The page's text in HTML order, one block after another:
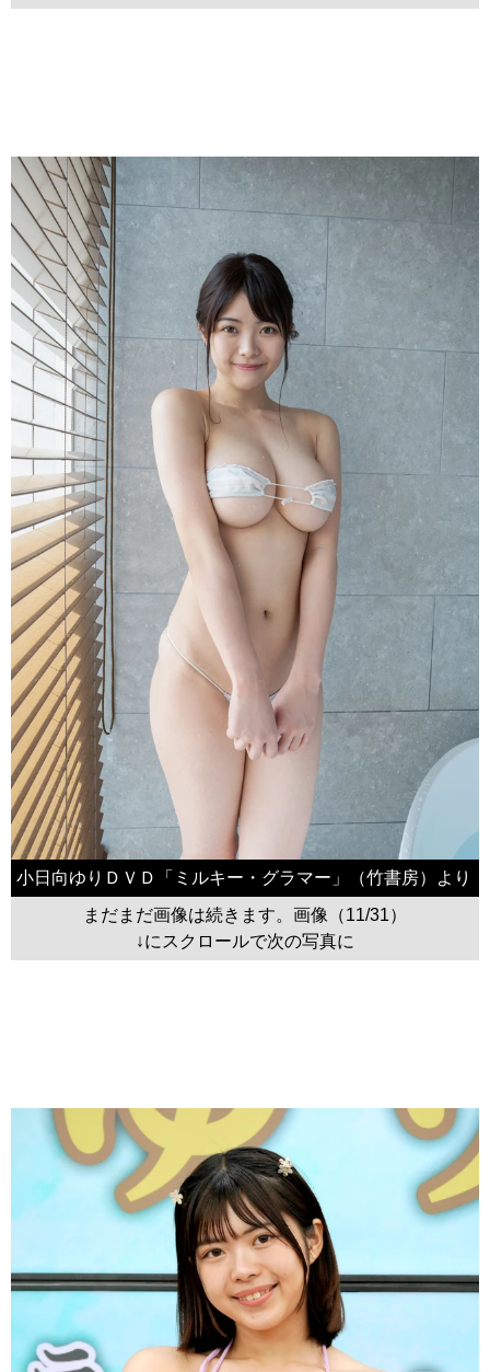
小日向ゆりＤＶＤ「ミルキー・グラマー」（竹書房）より
まだまだ画像は続きます。画像（11/31）
↓にスクロールで次の写真に